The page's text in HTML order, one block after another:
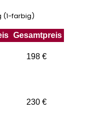
(1-farbig)
Gesamtpreis
198 €
230 €